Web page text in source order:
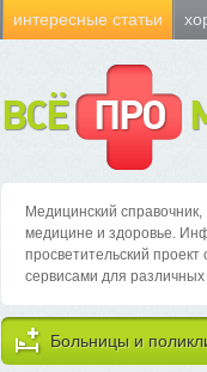
интересные статьи
ВСЁ ПРО
Медицинский
медицине и здоровье.
просветительский
сервисами для различных
Больницы и